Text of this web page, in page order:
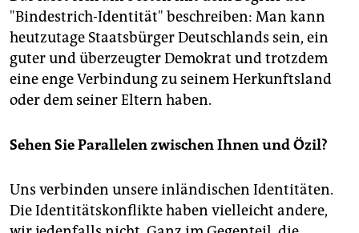
"Bindestrich-Identität" beschreiben: Man kann
heutzutage Staatsbürger Deutschlands sein, ein
guter und überzeugter Demokrat und trotzdem
eine enge Verbindung zu seinem Herkunftsland
oder dem seiner Eltern haben.
Sehen Sie Parallelen zwischen Ihnen und Özil?
Uns verbinden unsere inländischen Identitäten.
Die Identitätskonflikte haben vielleicht andere,